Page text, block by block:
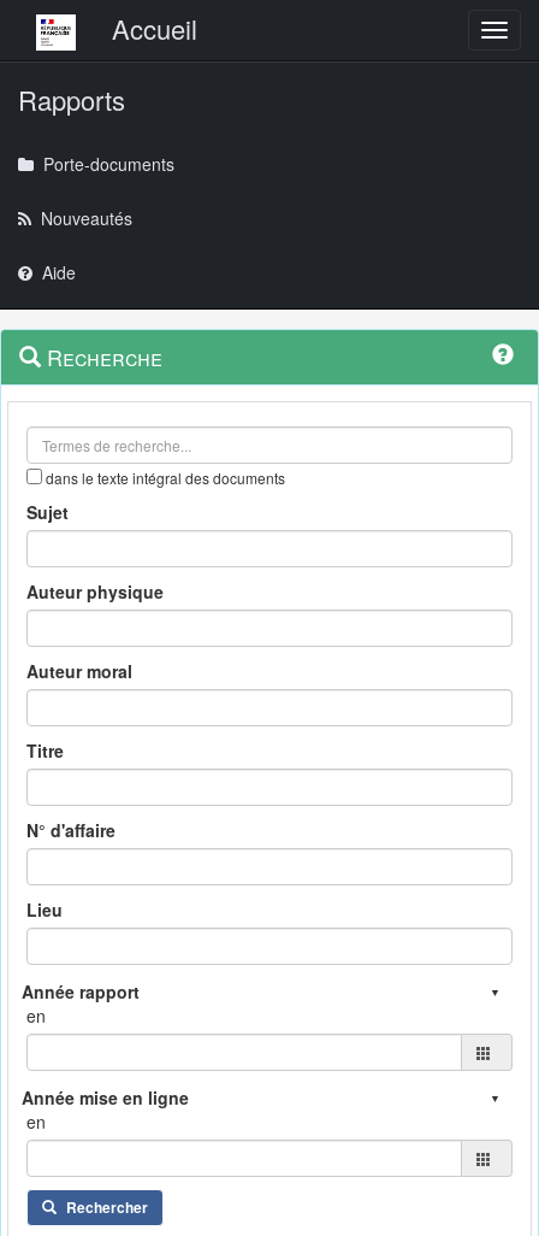
Menu principalAccueil
Rapports
Porte-documents
Nouveautés
Aide
Navigation
outils
Menu
contextuel
Recherche
dans le texte intégral des documents
Sujet
Auteur physique
Auteur moral
Titre
N° d'affaire
Lieu
en
en
Rechercher